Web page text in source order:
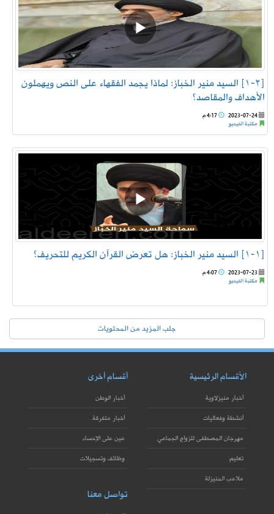
[٢-١] السيد منير الخباز: لماذا يجمد الفقهاء على النص ويهملون
الأهداف والمقاصد؟
2023-07-24
مكتبة الفيديو
[١-١] السيد منير الخباز: هل تعرض القرآن الكريم للتحريف؟
2023-07-23
مكتبة الفيديو
جلب المزيد من المحتويات
الأقسام الرئيسية
أخبار منيزلاوية
أنشطة وفعاليات
مهرجان المصطفى للزواج الجماعي
تعليم
ملاعب المنيزلة
أقسام أخرى
أخبار الوطن
أخبار متفرقة
عين على الإحساء
وظائف وتسجيلات
تواصل معنا